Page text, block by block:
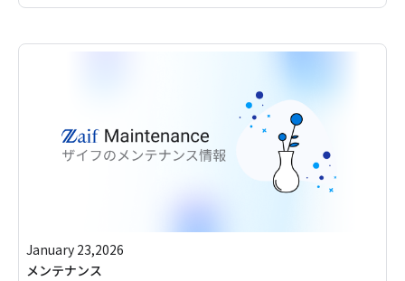
January 23,2026
メンテナンス